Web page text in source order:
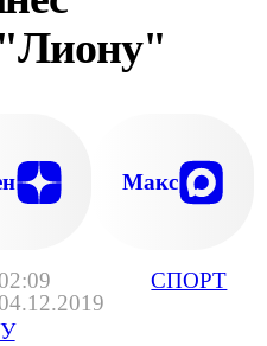
СПОРТ
Макс